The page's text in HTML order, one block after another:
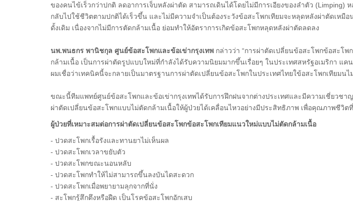
ของคนไข้เร็วกว่าปกติ ลดอาการเจ็บหลังผ่าตัด สามารถเดินได้โดยไม่มีการเอียงของลำตัว (Limping)
กลับไปใช้ชีวิตตามปกติได้เร็วขึ้น และไม่มีความจำเป็นต้องระวังข้อสะโพกเทียมจะหลุดหลังผ่าตัดเหมือ
ดั้งเดิม เนื่องจากไม่มีการตัดกล้ามเนื้อ ย่อมทำให้อัตราการเกิดข้อสะโพกหลุดหลังผ่าตัดลดลง
นพ.พนธกร พานิชกุล ศูนย์ข้อสะโพกและข้อเข่ากรุงเทพ กล่าวว่า “การผ่าตัดเปลี่ยนข้อสะโพกข้อสะโพ
กล้ามเนื้อ เป็นการผ่าตัดรูปแบบใหม่ที่กำลังได้รับความนิยมมากขึ้นเรื่อยๆ ในประเทศสหรัฐอเมริกา แค
ผมเชื่อว่าเทคนิคนี้จะกลายเป็นมาตรฐานการผ่าตัดเปลี่ยนข้อสะโพกในประเทศไทยใข้อสะโพกเทียมนไ
ขณะนี้ทีมแพทย์ศูนย์ข้อสะโพกและข้อเข่ากรุงเทพได้รับการฝึกฝนจากต่างประเทศและมีความเชี่ยวชา
ผ่าตัดเปลี่ยนข้อสะโพกแบบไม่ตัดกล้ามเนื้อให้ผู้ป่วยได้เคลื่อนไหวอย่างมีประสิทธิภาพ เพื่อคุณภาพชีวิต
ผู้ป่วยที่เหมาะสมต่อการผ่าตัดเปลี่ยนข้อสะโพกข้อสะโพกเทียมแนวใหม่แบบไม่ตัดกล้ามเนื้อ
- ปวดสะโพกเรื้อรังและทานยาไม่เห็นผล
- ปวดสะโพกเวลาขยับตัว
- ปวดสะโพกขณะนอนหลับ
- ปวดสะโพกทำให้ไม่สามารถขึ้นลงบันไดสะดวก
- ปวดสะโพกเมื่อพยายามลุกจากที่นั่ง
- สะโพกรู้สึกตึงหรือฝืด เป็นโรคข้อสะโพกอักเสบ